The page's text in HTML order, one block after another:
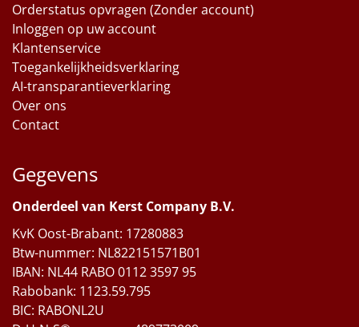
Orderstatus opvragen (Zonder account)
Inloggen op uw account
Klantenservice
Toegankelijkheidsverklaring
AI-transparantieverklaring
Over ons
Contact
Gegevens
Onderdeel van Kerst Company B.V.
KvK Oost-Brabant: 17280883
Btw-nummer: NL822151571B01
IBAN: NL44 RABO 0112 3597 95
Rabobank: 1123.59.795
BIC: RABONL2U